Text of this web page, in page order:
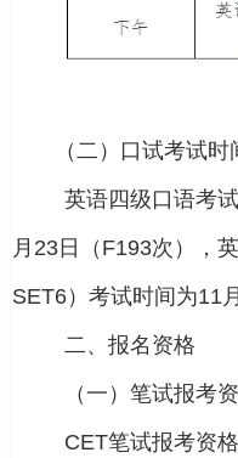
（二）口试考试时
英语四级口语考
月23日（F193次），
SET6）考试时间为11
二、报名资格
（一）笔试报考
CET笔试报考资